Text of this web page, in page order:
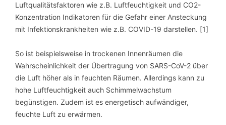
Luftqualitätsfaktoren wie z.B. Luftfeuchtigkeit und CO2-
Konzentration Indikatoren für die Gefahr einer Ansteckung
mit Infektionskrankheiten wie z.B. COVID-19 darstellen. [1]
So ist beispielsweise in trockenen Innenräumen die
Wahrscheinlichkeit der Übertragung von SARS-CoV-2 über
die Luft höher als in feuchten Räumen. Allerdings kann zu
hohe Luftfeuchtigkeit auch Schimmelwachstum
begünstigen. Zudem ist es energetisch aufwändiger,
feuchte Luft zu erwärmen.